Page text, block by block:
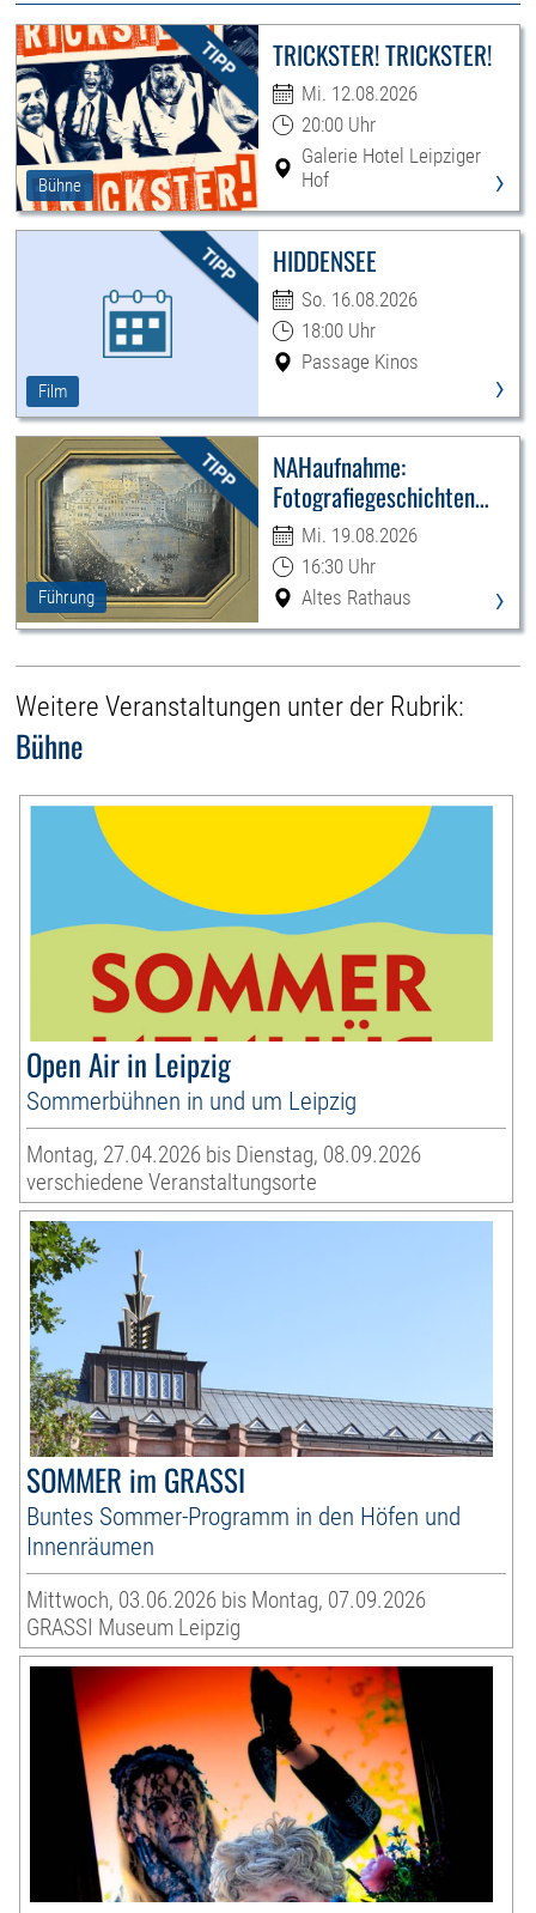
Bühne
TRICKSTER! TRICKSTER!
Mi. 12.08.2026
20:00 Uhr
Galerie Hotel Leipziger
Hof
›
Film
HIDDENSEE
So. 16.08.2026
18:00 Uhr
Passage Kinos
›
Führung
NAHaufnahme:
Fotografiegeschichten
Leipzigs
Mi. 19.08.2026
16:30 Uhr
Altes Rathaus
›
Weitere Veranstaltungen unter der Rubrik:
Bühne
Open Air in Leipzig
Sommerbühnen in und um Leipzig
Montag, 27.04.2026 bis Dienstag, 08.09.2026
verschiedene Veranstaltungsorte
SOMMER im GRASSI
Buntes Sommer-Programm in den Höfen und
Innenräumen
Mittwoch, 03.06.2026 bis Montag, 07.09.2026
GRASSI Museum Leipzig